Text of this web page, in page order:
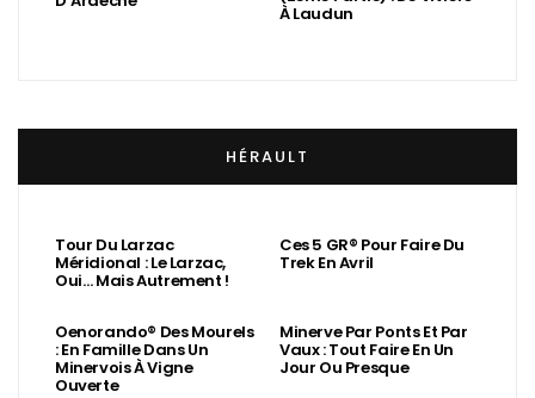
À Laudun
HÉRAULT
Tour Du Larzac
Méridional : Le Larzac,
Oui… Mais Autrement !
Ces 5 GR® Pour Faire Du
Trek En Avril
Oenorando® Des Mourels
: En Famille Dans Un
Minervois À Vigne
Ouverte
Minerve Par Ponts Et Par
Vaux : Tout Faire En Un
Jour Ou Presque